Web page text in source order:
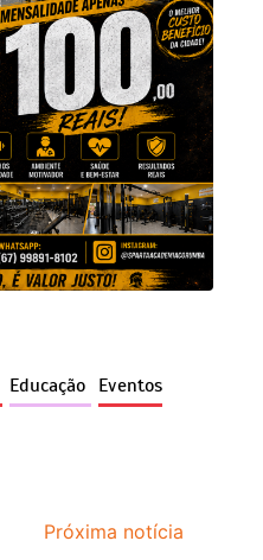
Educação Eventos
Próxima notícia